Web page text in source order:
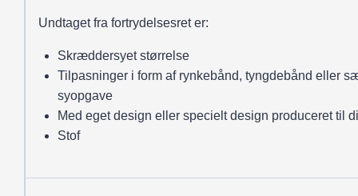
Undtaget fra fortrydelsesret er:
Skræddersyet størrelse
Tilpasninger i form af rynkebånd, tyngdebånd eller
syopgave
Med eget design eller specielt design produceret til
Stof